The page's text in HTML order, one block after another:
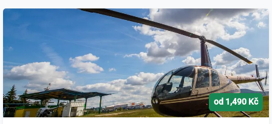
od 1,490 Kč